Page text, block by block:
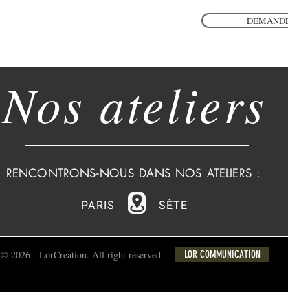
RENCONTRONS-NOUS DANS NOS ATELIERS :
PARIS SÈTE
Nos ateliers
© 2026 - LorCreation. All right reserved LOR COMMUNICATION